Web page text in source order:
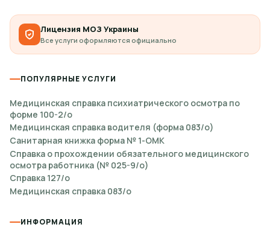
Лицензия МОЗ Украины
Все услуги оформляются официально
ПОПУЛЯРНЫЕ УСЛУГИ
Медицинская справка психиатрического осмотра по
форме 100-2/о
Медицинская справка водителя (форма 083/о)
Санитарная книжка форма № 1-ОМК
Справка о прохождении обязательного медицинского
осмотра работника (№ 025-9/о)
Справка 127/о
Медицинская справка 083/о
ИНФОРМАЦИЯ